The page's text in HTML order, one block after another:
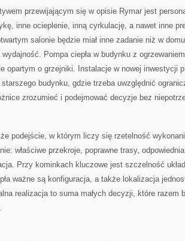
przewijającym się w opisie Rymar jest
inne ocieplenie, inną cyrkulację, a nawet inne
salonie będzie miał inne zadanie niż w
Pompa ciepła w budynku z
opartym o grzejniki. Instalacje w nowej inwestycji
starszego budynku, gdzie trzeba uwzględnić
zrozumieć i podejmować decyzje bez
podejście, w którym liczy się rzetelność
właściwe przekroje, poprawne trasy,
Przy kominkach kluczowe jest szczelność
ważne są konfiguracja, a także lokalizacja
realizacja to suma małych decyzji, które razem